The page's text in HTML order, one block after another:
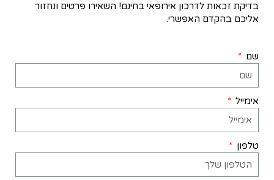
בדיקת זכאות לדרכון אירופאי בחינם! השאירו פרטים ונחזור
אליכם בהקדם האפשרי.
שם
אימייל
טלפון